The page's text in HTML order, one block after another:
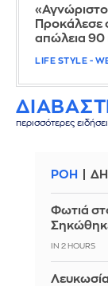
Προκάλεσε
απώλεια 90
LIFE STYLE -
περισσότερες
ΡΟΗ
Φωτιά
IN 2 HOURS